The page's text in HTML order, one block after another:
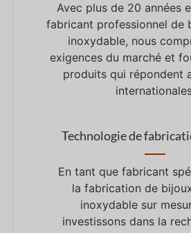
Avec plus de 20 années
fabricant professionnel de
inoxydable, nous
exigences du marché et
produits qui répondent
Technologie de
En tant que fabricant
la fabrication de
inoxydable sur
investissons dans la